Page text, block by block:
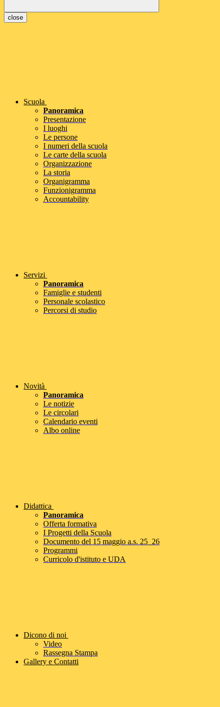
close
Scuola
Panoramica
Presentazione
I luoghi
Le persone
I numeri della scuola
Le carte della scuola
Organizzazione
La storia
Organigramma
Funzionigramma
Accountability
Servizi
Panoramica
Famiglie e studenti
Personale scolastico
Percorsi di studio
Novità
Panoramica
Le notizie
Le circolari
Calendario eventi
Albo online
Didattica
Panoramica
Offerta formativa
I Progetti della Scuola
Documento del 15 maggio a.s. 25_26
Programmi
Curricolo d'istituto e UDA
Dicono di noi
Video
Rassegna Stampa
Gallery e Contatti